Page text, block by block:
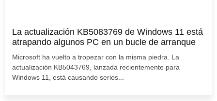
La actualización KB5083769 de Windows 11 está
atrapando algunos PC en un bucle de arranque
Microsoft ha vuelto a tropezar con la misma piedra. La
actualización KB5043769, lanzada recientemente para
Windows 11, está causando serios...